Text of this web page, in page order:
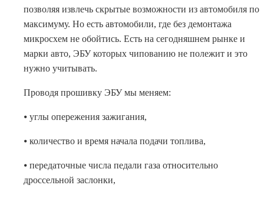
позволяя извлечь скрытые возможности из автомобиля по
максимуму. Но есть автомобили, где без демонтажа
микросхем не обойтись. Есть на сегодняшнем рынке и
марки авто, ЭБУ которых чипованию не полежит и это
нужно учитывать.
Проводя прошивку ЭБУ мы меняем:
⦁ углы опережения зажигания,
⦁ количество и время начала подачи топлива,
⦁ передаточные числа педали газа относительно
дроссельной заслонки,